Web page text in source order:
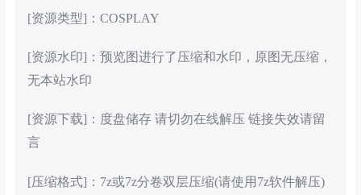
[资源类型]：COSPLAY
[资源水印]：预览图进行了压缩和水印，原图无压缩，
无本站水印
[资源下载]：度盘储存 请切勿在线解压 链接失效请留
言
[压缩格式]：7z或7z分卷双层压缩(请使用7z软件解压)